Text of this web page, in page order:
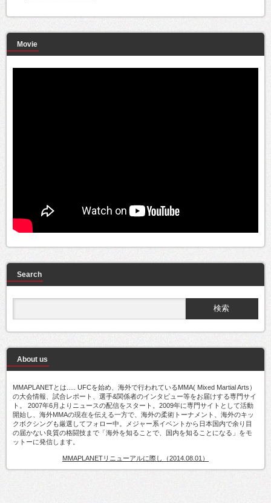
Movie
Search
About us
MMAPLANETとは..... UFCを始め、海外で行われているMMA( Mixed Martial Arts）
の大会情報、試合レポート、選手&関係者のインタビュー等をお届けする専門サイ
ト。 2007年6月よりニュースの配信をスタート。2009年に専門サイトとして活動
開始し、海外MMAの現在を伝える一方で、海外の柔術トーナメント、海外のキッ
クボクシングも厳選してフォロー中。メジャー系イベントから日本国内で余り目
の届かない良質の格闘技まで「海外を知ることで、国内を知ることになる」をモ
ットーに発信します。
MMAPLANETリニューアルに際し（2014.08.01）